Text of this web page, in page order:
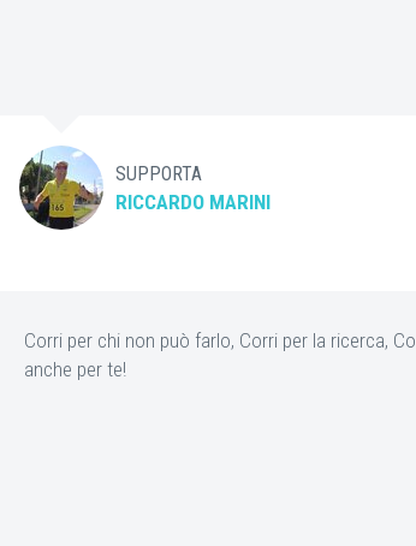
SUPPORTA
RICCARDO MARINI
Corri per chi non può farlo, Corri per la ricerca,
anche per te!